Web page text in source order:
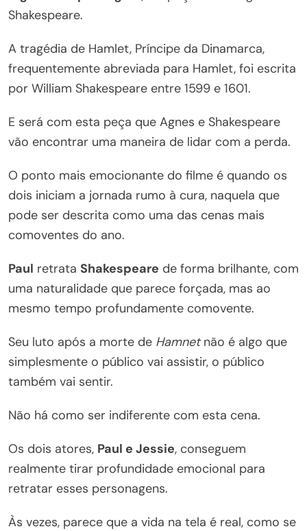
Shakespeare.
A tragédia de Hamlet, Príncipe da Dinamarca,
frequentemente abreviada para Hamlet, foi escrita
por William Shakespeare entre 1599 e 1601.
E será com esta peça que Agnes e Shakespeare
vão encontrar uma maneira de lidar com a perda.
O ponto mais emocionante do filme é quando os
dois iniciam a jornada rumo à cura, naquela que
pode ser descrita como uma das cenas mais
comoventes do ano.
Paul retrata Shakespeare de forma brilhante, com
uma naturalidade que parece forçada, mas ao
mesmo tempo profundamente comovente.
Seu luto após a morte de Hamnetnão é algo que
simplesmente o público vai assistir, o público
também vai sentir.
Não há como ser indiferente com esta cena.
Os dois atores, Paul e Jessie, conseguem
realmente tirar profundidade emocional para
retratar esses personagens.
Às vezes, parece que a vida na tela é real, como se